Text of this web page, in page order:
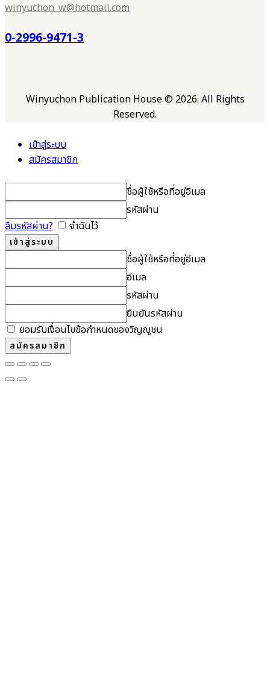
winyuchon_w@hotmail.com
0-2996-9471-3
Winyuchon Publication House © 2026. All Rights
Reserved.
เข้าสู่ระบบ
สมัครสมาชิก
ชื่อผู้ใช้หรือที่อยู่อีเมล
รหัสผ่าน
ลืมรหัสผ่าน?
จำฉันไว้
ชื่อผู้ใช้หรือที่อยู่อีเมล
อีเมล
รหัสผ่าน
ยืนยันรหัสผ่าน
ยอมรับเงื่อนไขข้อกำหนดของวิญญูชน